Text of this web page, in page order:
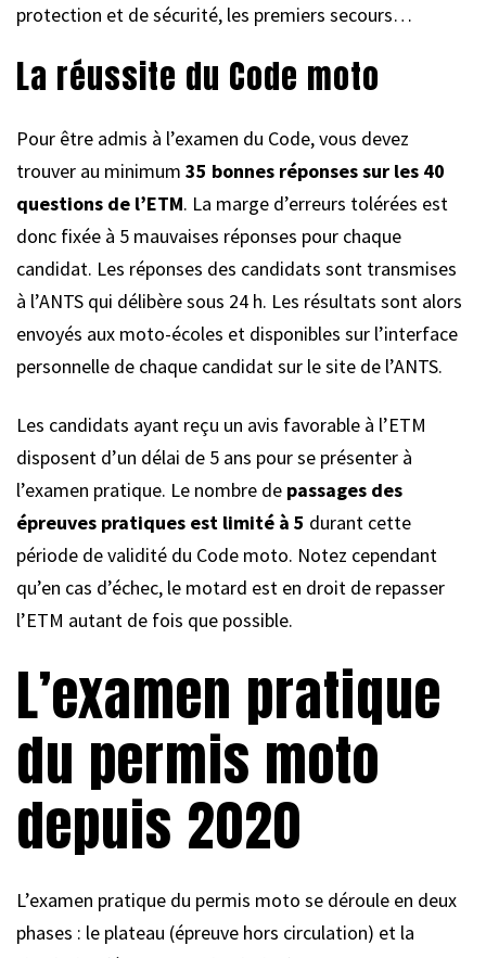
protection et de sécurité, les premiers secours…
La réussite du Code moto
Pour être admis à l’examen du Code, vous devez
trouver au minimum 35 bonnes réponses sur les 40
questions de l’ETM. La marge d’erreurs tolérées est
donc fixée à 5 mauvaises réponses pour chaque
candidat. Les réponses des candidats sont transmises
à l’ANTS qui délibère sous 24 h. Les résultats sont alors
envoyés aux moto-écoles et disponibles sur l’interface
personnelle de chaque candidat sur le site de l’ANTS.
Les candidats ayant reçu un avis favorable à l’ETM
disposent d’un délai de 5 ans pour se présenter à
l’examen pratique. Le nombre de passages des
épreuves pratiques est limité à 5 durant cette
période de validité du Code moto. Notez cependant
qu’en cas d’échec, le motard est en droit de repasser
l’ETM autant de fois que possible.
L’examen pratique
du permis moto
depuis 2020
L’examen pratique du permis moto se déroule en deux
phases : le plateau (épreuve hors circulation) et la